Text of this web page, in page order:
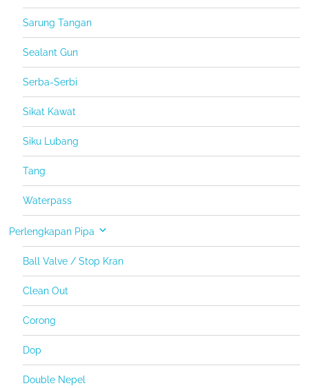
Sarung Tangan
Sealant Gun
Serba-Serbi
Sikat Kawat
Siku Lubang
Tang
Waterpass
Perlengkapan Pipa
Ball Valve / Stop Kran
Clean Out
Corong
Dop
Double Nepel